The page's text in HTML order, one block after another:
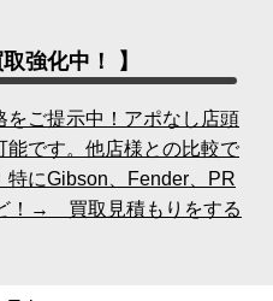
強化中！ 】
ご提示中！アポなし店頭
です。他店様との比較で
特にGibson、Fender、PR
！→ 買取見積もりをする